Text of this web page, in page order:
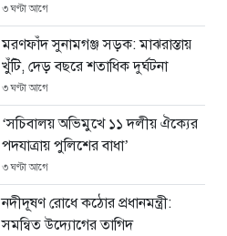
৩ ঘণ্টা আগে
মরণফাঁদ সুনামগঞ্জ সড়ক: মাঝরাস্তায়
খুঁটি, দেড় বছরে শতাধিক দুর্ঘটনা
৩ ঘণ্টা আগে
‘সচিবালয় অভিমুখে ১১ দলীয় ঐক্যের
পদযাত্রায় পুলিশের বাধা’
৩ ঘণ্টা আগে
নদীদূষণ রোধে কঠোর প্রধানমন্ত্রী:
সমন্বিত উদ্যোগের তাগিদ